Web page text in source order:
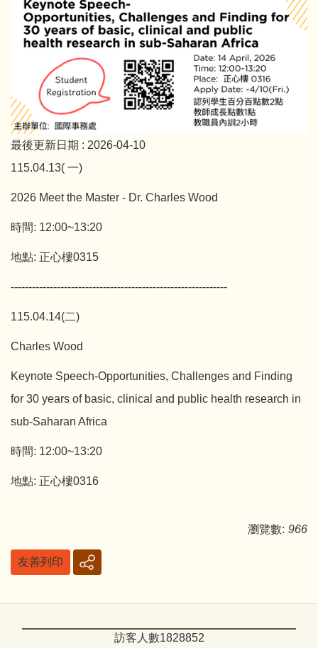
最後更新日期 : 2026-04-10
115.04.13( 一)
2026 Meet the Master - Dr. Charles Wood
時間: 12:00~13:20
地點: 正心樓0315
-------------------------------------------------------------
115.04.14(二)
Charles Wood
Keynote Speech-Opportunities, Challenges and Finding
for 30 years of basic, clinical and public health research in
sub-Saharan Africa
時間: 12:00~13:20
地點: 正心樓0316
瀏覽數: 966
友善列印
訪客人數1828852